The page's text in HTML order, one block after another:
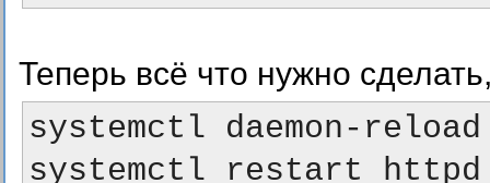
Теперь всё что нужно
systemctl daemon-reload